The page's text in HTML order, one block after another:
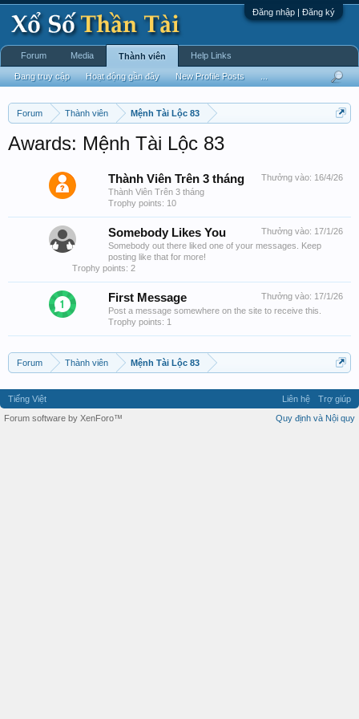
Đăng nhập | Đăng ký
Forum Thành viên Mệnh Tài Lộc 83
Awards: Mệnh Tài Lộc 83
Thưởng vào: 16/4/26
Thành Viên Trên 3 tháng
Thành Viên Trên 3 tháng
Trophy points: 10
Thưởng vào: 17/1/26
Somebody Likes You
Somebody out there liked one of your messages. Keep
posting like that for more!
Trophy points: 2
Thưởng vào: 17/1/26
First Message
Post a message somewhere on the site to receive this.
Trophy points: 1
Forum Thành viên Mệnh Tài Lộc 83
Forum Media Thành viên
Đang truy cập Hoạt động gần đây New Profile Posts
Help Links
Tiếng Việt Liên hệ
Trợ giúp
Quy định và Nội quy
Forum software by XenForo™